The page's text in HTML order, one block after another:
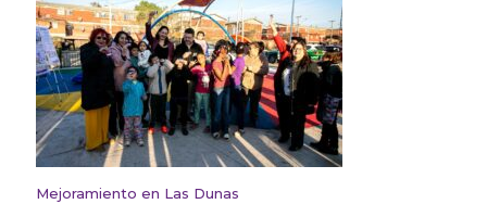
Mejoramiento en Las Dunas